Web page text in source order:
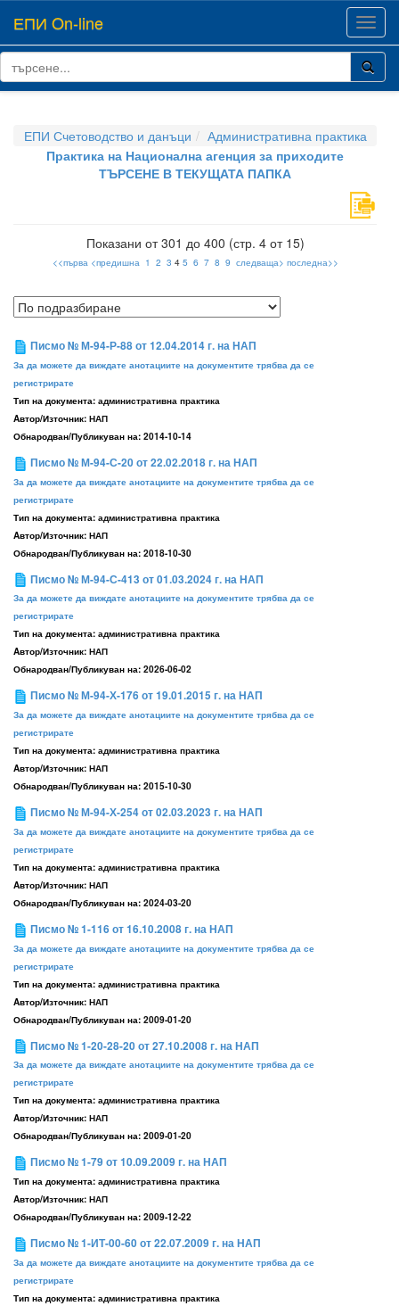
ЕПИ On-line
ЕПИ Счетоводство и данъци
Административна практика
Практика на Национална агенция за приходите
ТЪРСЕНЕ В ТЕКУЩАТА ПАПКА
Показани от 301 до 400 (стр. 4 от 15)
<<първа <предишна 1 2 3 4 5 6 7 8 9 следваща> последна>>
Писмо № М-94-Р-88 от 12.04.2014 г. на НАП
За да можете да виждате анотациите на документите трябва да се
регистрирате
Тип на документа: административна практика
Aвтор/Източник: НАП
Обнародван/Публикуван на: 2014-10-14
Писмо № М-94-С-20 от 22.02.2018 г. на НАП
За да можете да виждате анотациите на документите трябва да се
регистрирате
Тип на документа: административна практика
Aвтор/Източник: НАП
Обнародван/Публикуван на: 2018-10-30
Писмо № М-94-С-413 от 01.03.2024 г. на НАП
За да можете да виждате анотациите на документите трябва да се
регистрирате
Тип на документа: административна практика
Aвтор/Източник: НАП
Обнародван/Публикуван на: 2026-06-02
Писмо № М-94-Х-176 от 19.01.2015 г. на НАП
За да можете да виждате анотациите на документите трябва да се
регистрирате
Тип на документа: административна практика
Aвтор/Източник: НАП
Обнародван/Публикуван на: 2015-10-30
Писмо № М-94-Х-254 от 02.03.2023 г. на НАП
За да можете да виждате анотациите на документите трябва да се
регистрирате
Тип на документа: административна практика
Aвтор/Източник: НАП
Обнародван/Публикуван на: 2024-03-20
Писмо № 1-116 от 16.10.2008 г. на НАП
За да можете да виждате анотациите на документите трябва да се
регистрирате
Тип на документа: административна практика
Aвтор/Източник: НАП
Обнародван/Публикуван на: 2009-01-20
Писмо № 1-20-28-20 от 27.10.2008 г. на НАП
За да можете да виждате анотациите на документите трябва да се
регистрирате
Тип на документа: административна практика
Aвтор/Източник: НАП
Обнародван/Публикуван на: 2009-01-20
Писмо № 1-79 от 10.09.2009 г. на НАП
Тип на документа: административна практика
Aвтор/Източник: НАП
Обнародван/Публикуван на: 2009-12-22
Писмо № 1-ИТ-00-60 от 22.07.2009 г. на НАП
За да можете да виждате анотациите на документите трябва да се
регистрирате
Тип на документа: административна практика